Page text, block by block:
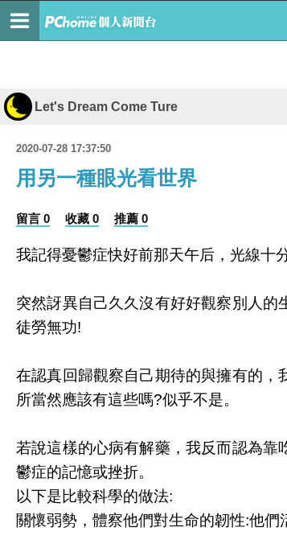
Let's Dream Come Ture
2020-07-28 17:37:50
用另一種眼光看世界
留言 0 收藏 0 推薦 0
我記得憂鬱症快好前那天午后，光線十
突然訝異自己久久沒有好好觀察別人
徒勞無功!
在認真回歸觀察自己期待的與擁有的
所當然應該有這些嗎?似乎不是。
若說這樣的心病有解藥，我反而認為
鬱症的記憶或挫折。
以下是比較科學的做法:
關懷弱勢，體察他們對生命的韌性:他們